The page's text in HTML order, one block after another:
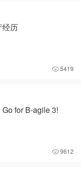
经历
5419
for B-agile 3!
9612